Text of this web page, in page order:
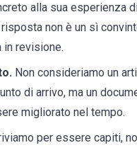
alla sua esperienza
non è un sì
in revisione.
Non consideriamo un
di arrivo, ma un
migliorato nel tempo.
per essere capiti,